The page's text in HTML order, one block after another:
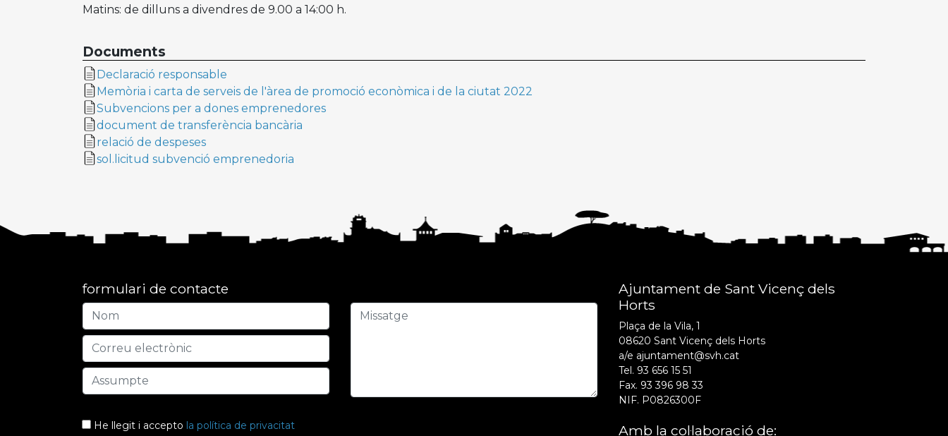
Matins: de dilluns a divendres de 9.00 a 14:00 h.
Documents
Declaració responsable
Memòria i carta de serveis de l'àrea de promoció econòmica i de la ciutat 2022
Subvencions per a dones emprenedores
document de transferència bancària
relació de despeses
sol.licitud subvenció emprenedoria
formulari de contacte
He llegit i accepto la política de privacitat
Ajuntament de Sant Vicenç dels
Horts
Plaça de la Vila, 1
08620 Sant Vicenç dels Horts
a/e ajuntament@svh.cat
Tel. 93 656 15 51
Fax. 93 396 98 33
NIF. P0826300F
Amb la col·laboració de: